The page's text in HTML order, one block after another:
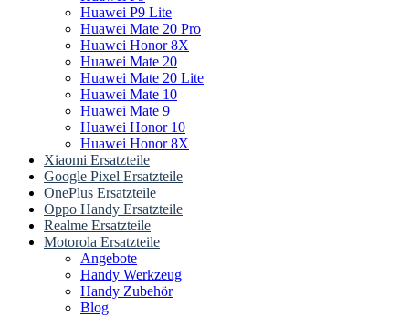
Huawei P9 Lite
Huawei Mate 20 Pro
Huawei Honor 8X
Huawei Mate 20
Huawei Mate 20 Lite
Huawei Mate 10
Huawei Mate 9
Huawei Honor 10
Huawei Honor 8X
Xiaomi Ersatzteile
Google Pixel Ersatzteile
OnePlus Ersatzteile
Oppo Handy Ersatzteile
Realme Ersatzteile
Motorola Ersatzteile
Angebote
Handy Werkzeug
Handy Zubehör
Blog